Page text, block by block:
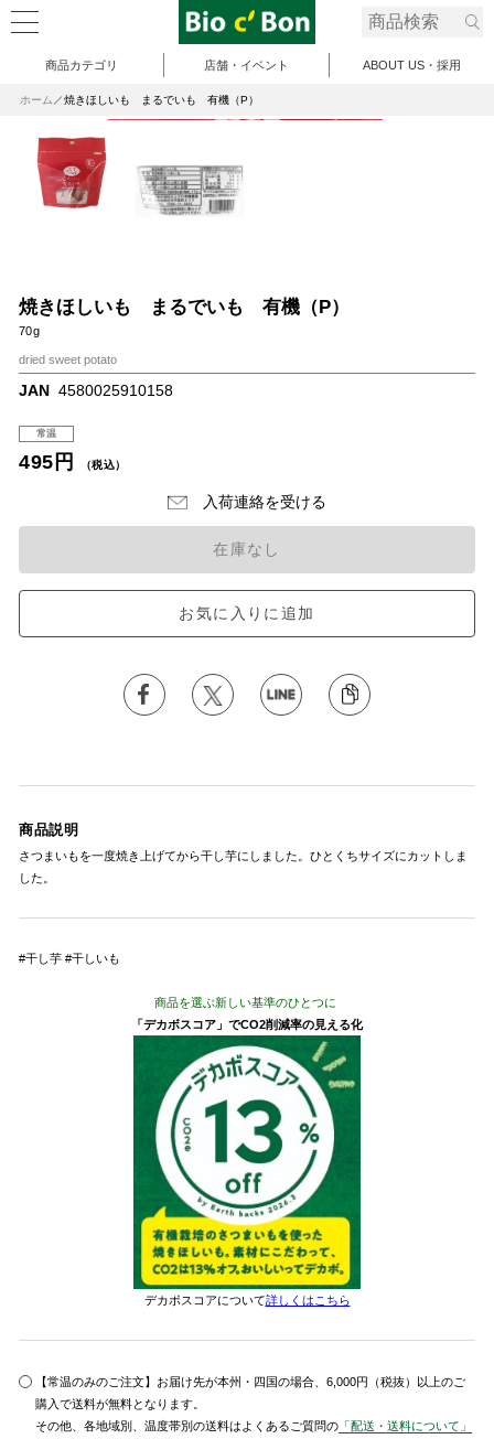
商品カテゴリ 店舗・イベント ABOUT US・採用
ホーム 焼きほしいも まるでいも 有機（P）
焼きほしいも まるでいも 有機（P）
70g
dried sweet potato
JAN 4580025910158
常温
495円 （税込）
入荷連絡を受ける
在庫なし
お気に入りに追加
商品説明
さつまいもを一度焼き上げてから干し芋にしました。ひとくちサイズにカットしま
した。
#干し芋 #干しいも
商品を選ぶ新しい基準のひとつに
「デカボスコア」でCO2削減率の見える化
デカボスコアについて詳しくはこちら
【常温のみのご注文】お届け先が本州・四国の場合、6,000円（税抜）以上のご
購入で送料が無料となります。
その他、各地域別、温度帯別の送料はよくあるご質問の 「配送・送料について」